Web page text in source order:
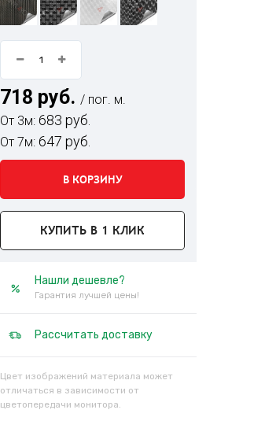
718 руб. / пог. м.
От 3м: 683 руб.
От 7м: 647 руб.
В КОРЗИНУ
КУПИТЬ В 1 КЛИК
Нашли дешевле?
Гарантия лучшей цены!
Рассчитать доставку
Цвет изображений материала может
отличаться в зависимости от
цветопередачи монитора.